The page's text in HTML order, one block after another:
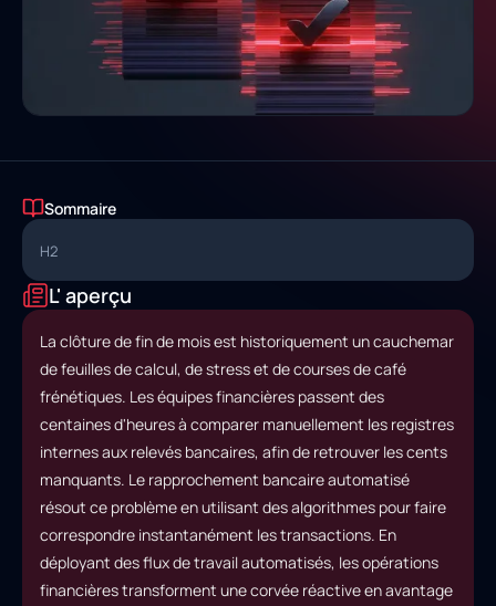
Sommaire
H2
L' aperçu
La clôture de fin de mois est historiquement un cauchemar
de feuilles de calcul, de stress et de courses de café
frénétiques. Les équipes financières passent des
centaines d'heures à comparer manuellement les registres
internes aux relevés bancaires, afin de retrouver les cents
manquants. Le rapprochement bancaire automatisé
résout ce problème en utilisant des algorithmes pour faire
correspondre instantanément les transactions. En
déployant des flux de travail automatisés, les opérations
financières transforment une corvée réactive en avantage